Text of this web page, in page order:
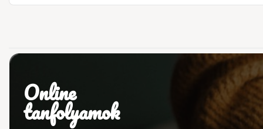
Online
tanfolyamok